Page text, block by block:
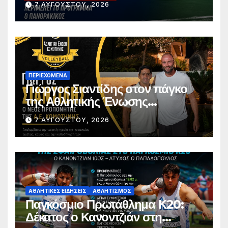
7 ΑΥΓΟΎΣΤΟΥ, 2026
ΠΕΡΙΕΧΌΜΕΝΑ
Γιώργος Σιαντίδης στον πάγκο
της Αθλητικής Ένωσης
Κομοτηνής
7 ΑΥΓΟΎΣΤΟΥ, 2026
ΑΘΛΗΤΙΚΈΣ ΕΙΔΉΣΕΙΣ ΑΘΛΗΤΙΣΜΌΣ
Παγκόσμιο Πρωτάθλημα Κ20:
Δέκατος ο Κανοντζιάν στη